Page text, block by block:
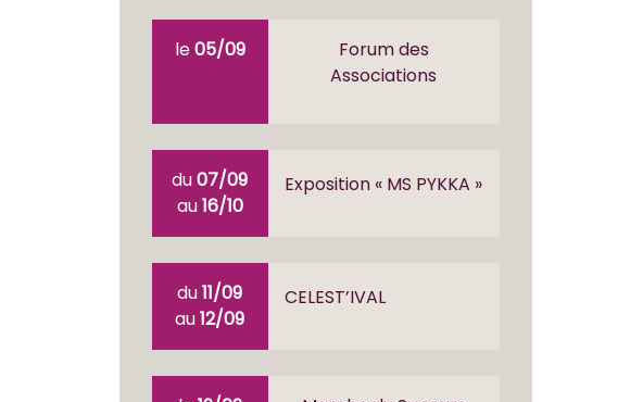
le05/09
Forum des
Associations
du07/09
au16/10
Exposition « MS PYKKA »
du11/09
au12/09
CELEST’IVAL